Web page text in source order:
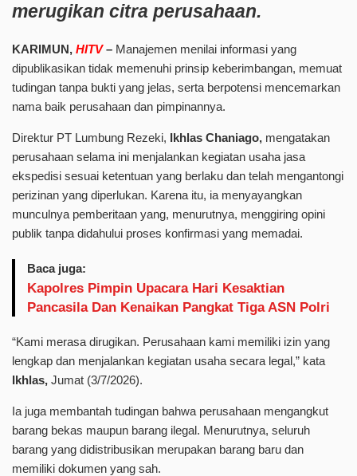
merugikan citra perusahaan.
KARIMUN, HITV– Manajemen menilai informasi yang
dipublikasikan tidak memenuhi prinsip keberimbangan, memuat
tudingan tanpa bukti yang jelas, serta berpotensi mencemarkan
nama baik perusahaan dan pimpinannya.
Direktur PT Lumbung Rezeki, Ikhlas Chaniago, mengatakan
perusahaan selama ini menjalankan kegiatan usaha jasa
ekspedisi sesuai ketentuan yang berlaku dan telah mengantongi
perizinan yang diperlukan. Karena itu, ia menyayangkan
munculnya pemberitaan yang, menurutnya, menggiring opini
publik tanpa didahului proses konfirmasi yang memadai.
Baca juga:
Kapolres Pimpin Upacara Hari Kesaktian
Pancasila Dan Kenaikan Pangkat Tiga ASN Polri
“Kami merasa dirugikan. Perusahaan kami memiliki izin yang
lengkap dan menjalankan kegiatan usaha secara legal,” kata
Ikhlas, Jumat (3/7/2026).
Ia juga membantah tudingan bahwa perusahaan mengangkut
barang bekas maupun barang ilegal. Menurutnya, seluruh
barang yang didistribusikan merupakan barang baru dan
memiliki dokumen yang sah.